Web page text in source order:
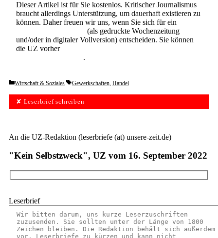
Dieser Artikel ist für Sie kostenlos. Kritischer Journalismus
braucht allerdings Unterstützung, um dauerhaft existieren zu
können. Daher freuen wir uns, wenn Sie sich für ein
(als gedruckte Wochenzeitung
und/oder in digitaler Vollversion) entscheiden. Sie können
die UZ vorher
.
Categories
Wirtschaft & Soziales Tags
Gewerkschaften, Handel
✘ Leserbrief schreiben
An die UZ-Redaktion (leserbriefe (at) unsere-zeit.de)
"Kein Selbstzweck", UZ vom 16. September 2022
Leserbrief